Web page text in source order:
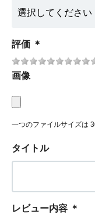
評価 ＊
画像
一つのファイルサイズは
タイトル
レビュー内容 ＊